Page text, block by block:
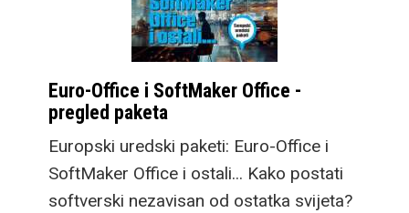
Euro-Office i SoftMaker Office -
pregled paketa
Europski uredski paketi: Euro-Office i
SoftMaker Office i ostali... Kako postati
softverski nezavisan od ostatka svijeta?